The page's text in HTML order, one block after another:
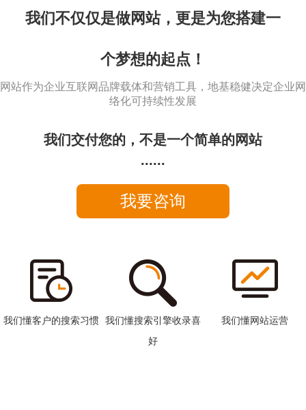
我们不仅仅是做网站，更是为您搭建一
个梦想的起点！
网站作为企业互联网品牌载体和营销工具，地基稳健决定企业网
络化可持续性发展
我们交付您的，不是一个简单的网站
......
我要咨询
我们懂客户的搜索习惯 我们懂搜索引擎收录喜
好
我们懂网站运营